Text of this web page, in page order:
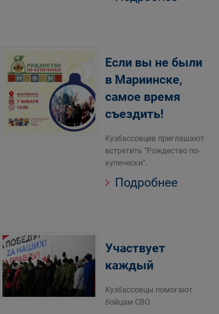
Если вы не были
в Мариинске,
самое время
съездить!
Кузбассовцев приглашают
встретить "Рождество по-
купечески".
Подробнее
Участвует
каждый
Кузбассовцы помогают
бойцам СВО